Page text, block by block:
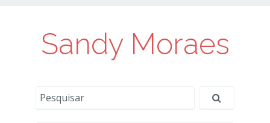
Sandy Moraes